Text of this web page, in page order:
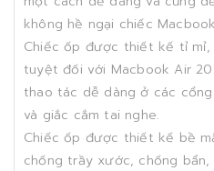
không hề ngại chiếc
Chiếc ốp được thiết kế tỉ
tuyệt đối với Macbook Air
thao tác dễ dàng ở các cổng
và giắc cắm tai nghe.
Chiếc ốp được thiết kế bề
chống trầy xước, chống bẩn,